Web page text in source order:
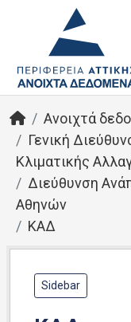
Ανοιχτά
Γενική
Κλιματικής
Διεύθυνση
Αθηνών
ΚΑΔ
Sidebar